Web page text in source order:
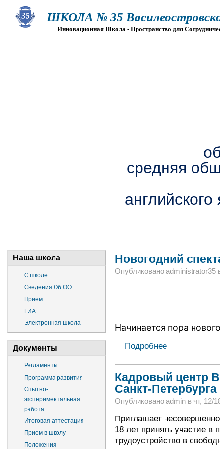
ШКОЛА № 35
Инновационная Школа - Пространство для
средняя
Наша школа
О школе
Сведения Об ОО
Прием
ГИА
Электронная школа
Документы
Регламенты
Программа развития
Опытно-
экспериментальная
работа
Итоговая аттестация
Прием в школу
Положения
Новогодний
Опубликовано administrator35
Начинается пора
Подробнее
Кадровый центр
Санкт-Петербурга
Опубликовано admin в чт, 12/
Приглашает
18 лет принять участие в
трудоустройство в